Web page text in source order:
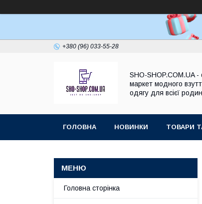
+380 (96) 033-55-28
SHO-SHOP.COM.UA -
маркет модного
одягу для всієї
ГОЛОВНА НОВИНКИ ТОВАРИ
Головна сторінка